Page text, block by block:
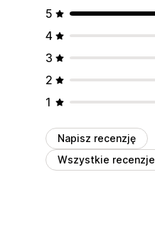
5
4
3
2
1
Napisz recenzję
Wszystkie recenzje